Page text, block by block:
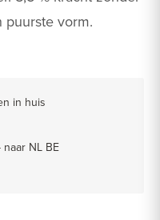
puurste vorm.
in huis
NL BE